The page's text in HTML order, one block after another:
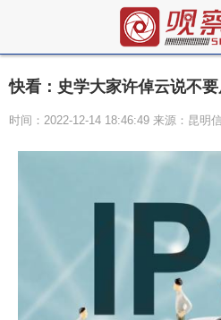
快看：史学大家许倬云说不
时间：2022-12-14 18:46:49 来源：昆明